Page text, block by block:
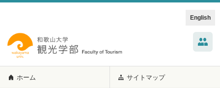
English
ホーム サイトマップ